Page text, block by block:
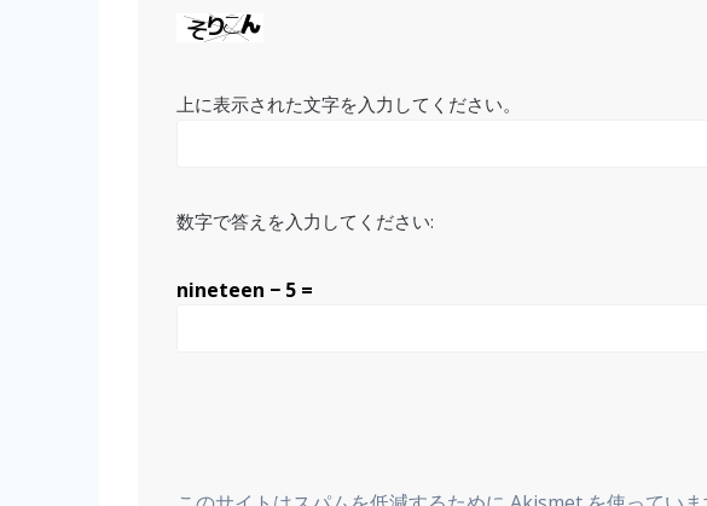
上に表示された文字を入力してください。
数字で答えを入力してください:
nineteen − 5 =